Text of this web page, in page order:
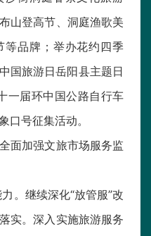
山登高节、洞庭渔歌美
等品牌；举办花约四季
国旅游日岳阳县主题日
一届环中国公路自行车
口号征集活动。
面加强文旅市场服务监
。继续深化“放管服”改
实。深入实施旅游服务